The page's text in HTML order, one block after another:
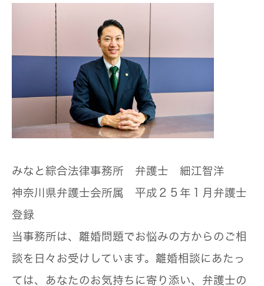
みなと綜合法律事務所 弁護士 細江智洋
神奈川県弁護士会所属 平成２５年１月弁護士
登録
当事務所は、離婚問題でお悩みの方からのご相
談を日々お受けしています。離婚相談にあたっ
ては、あなたのお気持ちに寄り添い、弁護士の